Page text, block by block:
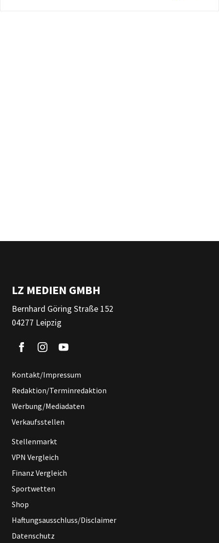
LZ MEDIEN GMBH
Bernhard Göring Straße 152
04277 Leipzig
Kontakt/Impressum
Redaktion/Terminredaktion
Werbung/Mediadaten
Verkaufsstellen
Stellenmarkt
VPN Vergleich
Finanz Vergleich
Sportwetten
Shop
Haftungsausschluss/Disclaimer
Datenschutz